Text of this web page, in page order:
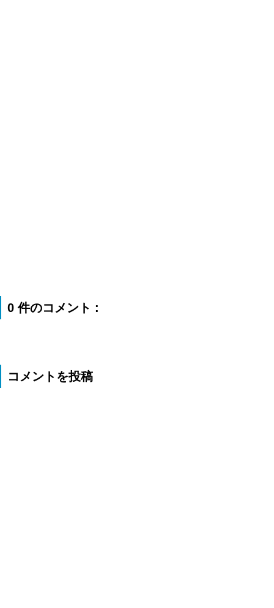
0 件のコメント :
コメントを投稿